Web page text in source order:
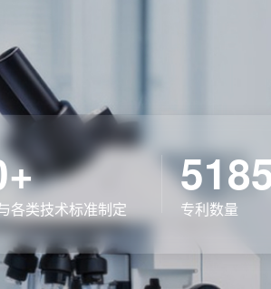
各类技术标准制定 专利数量